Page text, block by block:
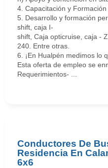
4. Capacitación y
5. Desarrollo y formación
shift, caja I-
shift, Caja opticruise, caja -
240. Entre otras.
6. ¡En Hualpén medimos lo
Esta oferta de empleo se
Requerimientos- ...
Conductores De
Residencia En
6x6